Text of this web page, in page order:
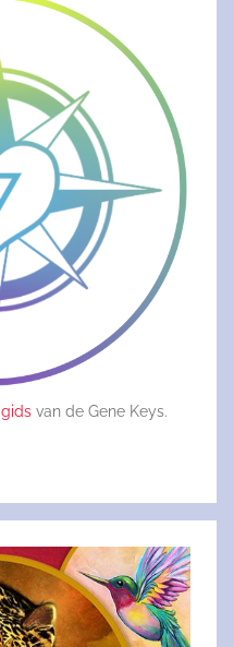
gidsvan de Gene Keys.